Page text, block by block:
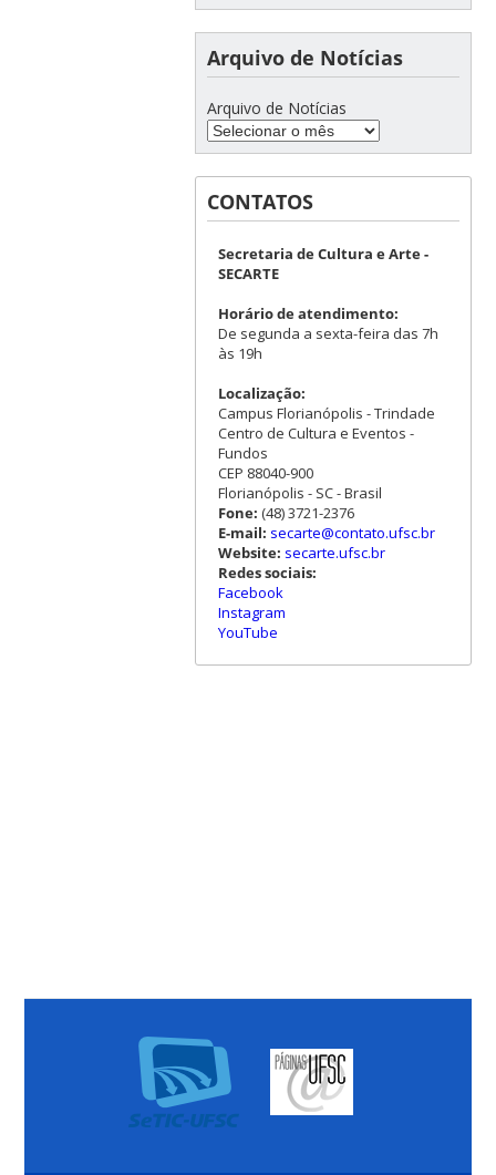
Arquivo de Notícias
Arquivo de Notícias
CONTATOS
Secretaria de Cultura e Arte -
SECARTE
Horário de atendimento:
De segunda a sexta-feira das 7h
às 19h
Localização:
Campus Florianópolis - Trindade
Centro de Cultura e Eventos -
Fundos
CEP 88040-900
Florianópolis - SC - Brasil
Fone: (48) 3721-2376
E-mail: secarte@contato.ufsc.br
Website: secarte.ufsc.br
Redes sociais:
Facebook
Instagram
YouTube